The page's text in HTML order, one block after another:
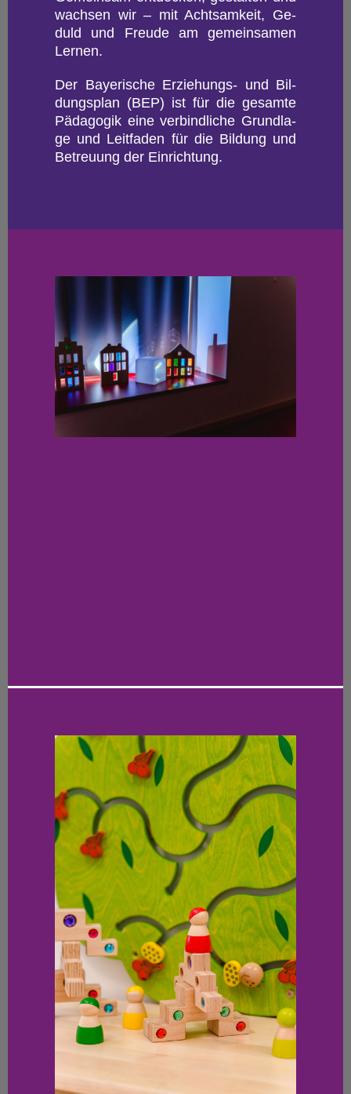
wach­sen wir – mit Acht­sam­keit, Ge­
duld und Freu­de am ge­mein­sa­men
Ler­nen.
Der Baye­ri­sche Er­zie­hungs- und Bil­
dungs­plan (BEP) ist für die ge­sam­te
Päd­ago­gik eine ver­bind­li­che Grund­la­
ge und Leit­fa­den für die Bil­dung und
Be­treu­ung der Ein­rich­tung.